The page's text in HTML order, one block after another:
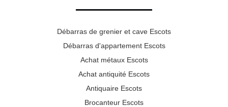
Débarras de grenier et cave Escots
Débarras d'appartement Escots
Achat métaux Escots
Achat antiquité Escots
Antiquaire Escots
Brocanteur Escots